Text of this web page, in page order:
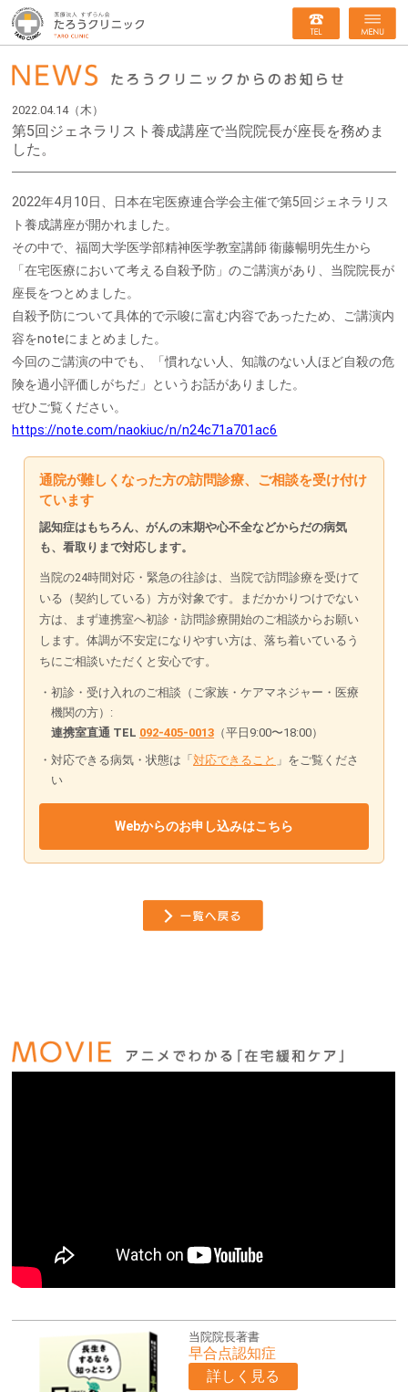
2022.04.14（木）
第5回ジェネラリスト養成講座で当院院長が座長を務めま
した。
2022年4月10日、日本在宅医療連合学会主催で第5回ジェネラリス
ト養成講座が開かれました。
その中で、福岡大学医学部精神医学教室講師 衞藤暢明先生から
「在宅医療において考える自殺予防」のご講演があり、当院院長が
座長をつとめました。
自殺予防について具体的で示唆に富む内容であったため、ご講演内
容をnoteにまとめました。
今回のご講演の中でも、「慣れない人、知識のない人ほど自殺の危
険を過小評価しがちだ」というお話がありました。
ぜひご覧ください。
https://note.com/naokiuc/n/n24c71a701ac6
通院が難しくなった方の訪問診療、ご相談を受け付け
ています
認知症はもちろん、がんの末期や心不全などからだの病気
も、看取りまで対応します。
当院の24時間対応・緊急の往診は、当院で訪問診療を受けて
いる（契約している）方が対象です。まだかかりつけでない
方は、まず連携室へ初診・訪問診療開始のご相談からお願い
します。体調が不安定になりやすい方は、落ち着いているう
ちにご相談いただくと安心です。
初診・受け入れのご相談（ご家族・ケアマネジャー・医療
機関の方）:
連携室直通 TEL 092-405-0013 （平日9:00〜18:00）
対応できる病気・状態は「対応できること 」をご覧くださ
い
Webからのお申し込みはこちら
当院院長著書
早合点認知症
詳しく見る